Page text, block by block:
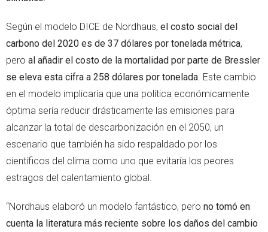
Según el modelo DICE de Nordhaus, el costo social del
carbono del 2020 es de 37 dólares por tonelada métrica,
pero al añadir el costo de la mortalidad por parte de Bressler
se eleva esta cifra a 258 dólares por tonelada . Este cambio
en el modelo implicaría que una política económicamente
óptima sería reducir drásticamente las emisiones para
alcanzar la total de descarbonización en el 2050, un
escenario que también ha sido respaldado por los
científicos del clima como uno que evitaría los peores
estragos del calentamiento global.
“Nordhaus elaboró un modelo fantástico, pero no tomó en
cuenta la literatura más reciente sobre los daños del cambio